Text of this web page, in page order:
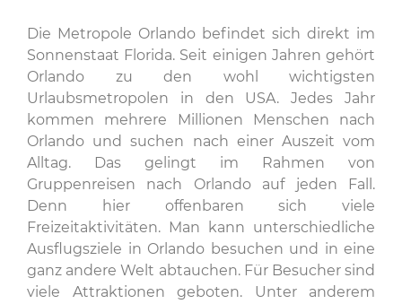
Die Metropole Orlando befindet sich direkt im
Sonnenstaat Florida. Seit einigen Jahren gehört
Orlando zu den wohl wichtigsten
Urlaubsmetropolen in den USA. Jedes Jahr
kommen mehrere Millionen Menschen nach
Orlando und suchen nach einer Auszeit vom
Alltag. Das gelingt im Rahmen von
Gruppenreisen nach Orlando auf jeden Fall.
Denn hier offenbaren sich viele
Freizeitaktivitäten. Man kann unterschiedliche
Ausflugsziele in Orlando besuchen und in eine
ganz andere Welt abtauchen. Für Besucher sind
viele Attraktionen geboten. Unter anderem